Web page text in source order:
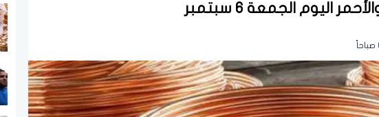
اليوم الجمعة 6 سبتمبر